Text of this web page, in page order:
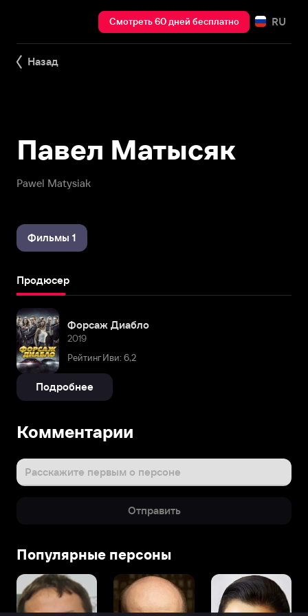
Смотреть 60 дней бесплатно RU
Назад
Pawel Matysiak
Павел Матысяк
Фильмы 1
Продюсер
Форсаж Диабло
2019
Рейтинг Иви: 6,2
Подробнее
Комментарии
Расскажите первым о персоне
Отправить
Популярные персоны